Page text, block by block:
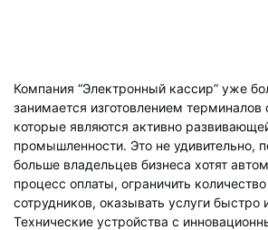
Компания “Электронный кассир” уже
занимается изготовлением
которые являются активно
промышленности. Это не удивительно,
больше владельцев бизнеса хотят
процесс оплаты, ограничить
сотрудников, оказывать услуги быстро
Технические устройства с